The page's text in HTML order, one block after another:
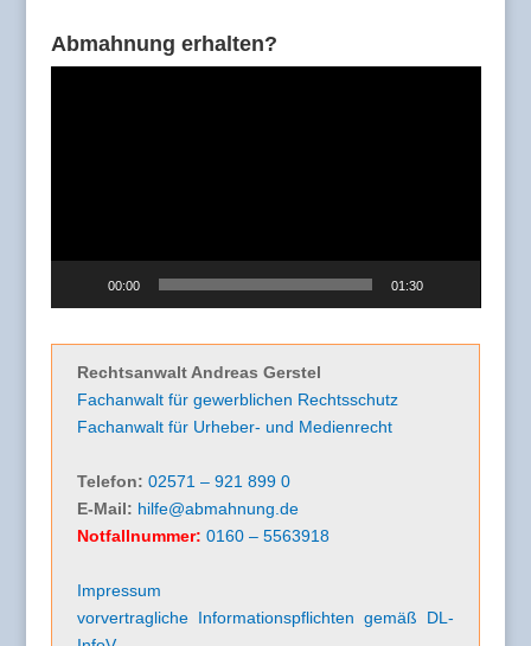
Abmahnung erhalten?
00:00 01:30
Rechtsanwalt Andreas Gerstel
Fachanwalt für gewerblichen Rechtsschutz
Fachanwalt für Urheber- und Medienrecht
Telefon: 02571 – 921 899 0
E-Mail: hilfe@abmahnung.de
Notfallnummer: 0160 – 5563918
Impressum
vorvertragliche Informationspflichten gemäß DL-